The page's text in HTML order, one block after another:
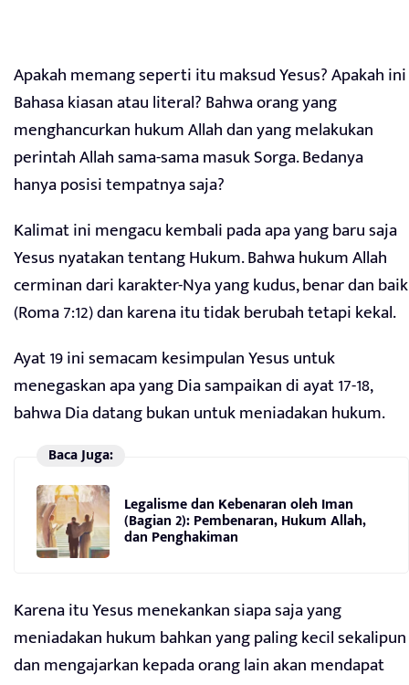
Apakah memang seperti itu maksud Yesus? Apakah ini
Bahasa kiasan atau literal? Bahwa orang yang
menghancurkan hukum Allah dan yang melakukan
perintah Allah sama-sama masuk Sorga. Bedanya
hanya posisi tempatnya saja?
Kalimat ini mengacu kembali pada apa yang baru saja
Yesus nyatakan tentang Hukum. Bahwa hukum Allah
cerminan dari karakter-Nya yang kudus, benar dan baik
(Roma 7:12) dan karena itu tidak berubah tetapi kekal.
Ayat 19 ini semacam kesimpulan Yesus untuk
menegaskan apa yang Dia sampaikan di ayat 17-18,
bahwa Dia datang bukan untuk meniadakan hukum.
Baca Juga:
Legalisme dan Kebenaran oleh Iman
(Bagian 2): Pembenaran, Hukum Allah,
dan Penghakiman
Karena itu Yesus menekankan siapa saja yang
meniadakan hukum bahkan yang paling kecil sekalipun
dan mengajarkan kepada orang lain akan mendapat